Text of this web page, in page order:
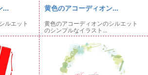
...
ルエット
黄色のアコーディオン...
黄色のアコーディオンのシルエット
のシンプルなイラスト...